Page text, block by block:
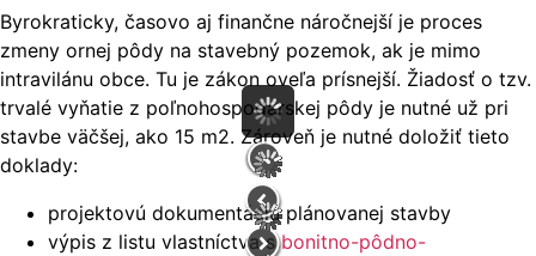
Byrokraticky, časovo aj finančne náročnejší je proces
zmeny ornej pôdy na stavebný pozemok, ak je mimo
intravilánu obce. Tu je zákon oveľa prísnejší. Žiadosť o tzv.
trvalé vyňatie z poľnohospodárskej pôdy je nutné už pri
stavbe väčšej, ako 15 m2. Zároveň je nutné doložiť tieto
doklady:
projektovú dokumentáciu plánovanej stavby
výpis z listu vlastníctva sbonitno-pôdno-